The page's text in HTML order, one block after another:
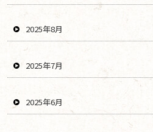
2025年8月
2025年7月
2025年6月